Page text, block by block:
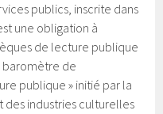
publics, inscrite dans
une obligation à
de lecture publique
baromètre de
publique » initié par la
des industries culturelles